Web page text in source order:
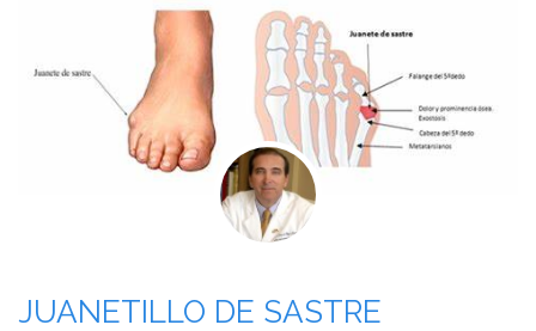
JUANETILLO DE SASTRE